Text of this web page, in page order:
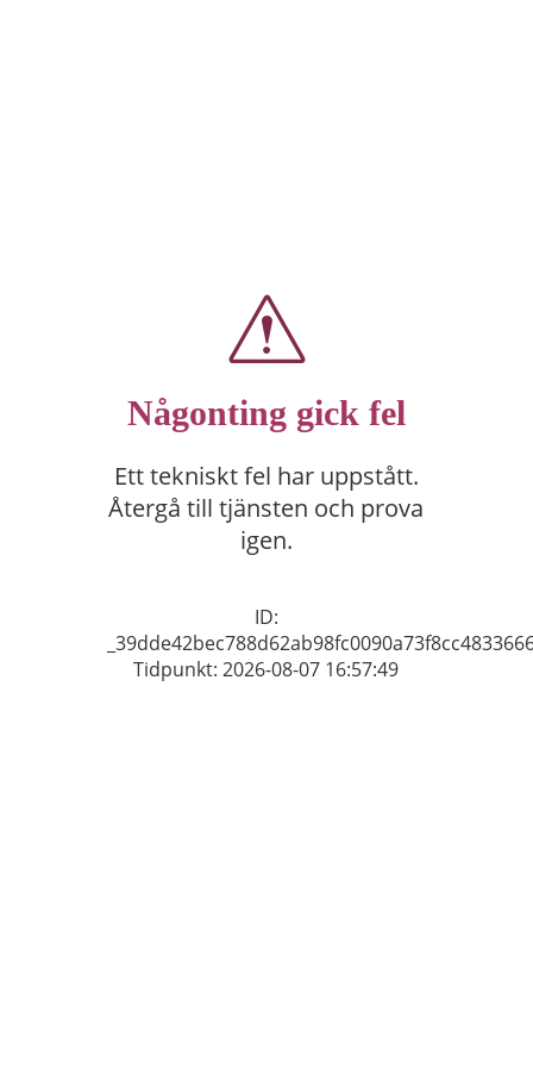
Någonting gick fel
Ett tekniskt fel har uppstått.
Återgå till tjänsten och prova
igen.
ID:
Tidpunkt: 2026-08-07 16:57:49